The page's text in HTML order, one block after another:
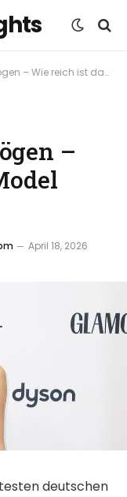
reich ist das Model wirklich?
–
April 18, 2026
deutschen